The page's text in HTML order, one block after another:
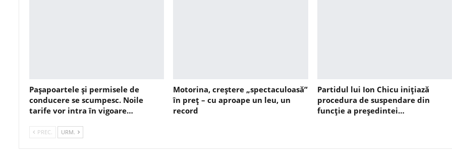
Pașapoartele și permisele de
conducere se scumpesc. Noile
tarife vor intra în vigoare…
Motorina, creștere „spectaculoasă”
în preț – cu aproape un leu, un
record
Partidul lui Ion Chicu inițiază
procedura de suspendare din
funcție a președintei…
PREC. URM.